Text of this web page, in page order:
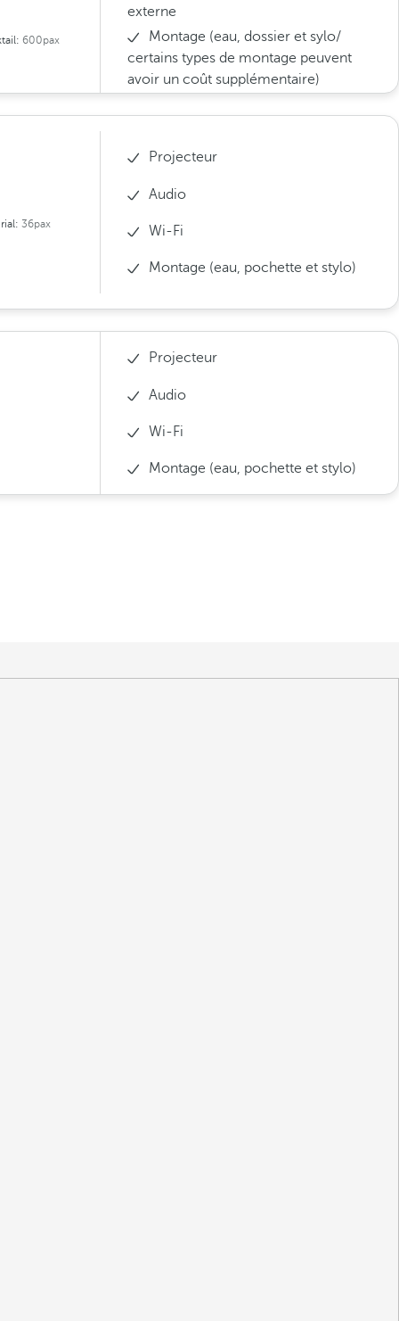
600pax
externe
Montage (eau, dossier et sylo/
certains types de montage peuvent
avoir un coût supplémentaire)
36pax
Projecteur
Audio
Wi-Fi
Montage (eau, pochette et stylo)
Projecteur
Audio
Wi-Fi
Montage (eau, pochette et stylo)